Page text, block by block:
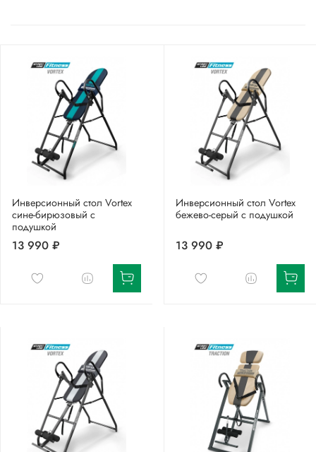
Инверсионный стол Vortex
сине-бирюзовый с
подушкой
13 990 ₽
Инверсионный стол Vortex
бежево-серый c подушкой
13 990 ₽